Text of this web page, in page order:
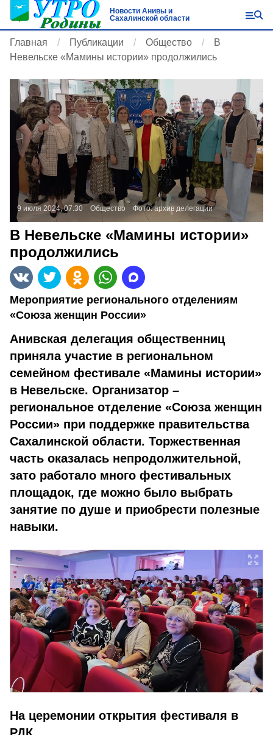
Новости Анивы и
Сахалинской области
Главная Публикации Общество
В
Невельске «Мамины истории» продолжились
9 июля 2024, 07:30 Общество Фото:архив делегации
В Невельске «Мамины истории»
продолжились
Мероприятие регионального отделениям
«Союза женщин России»
Анивская делегация общественниц
приняла участие в региональном
семейном фестивале «Мамины истории»
в Невельске. Организатор –
региональное отделение «Союза женщин
России» при поддержке правительства
Сахалинской области. Торжественная
часть оказалась непродолжительной,
зато работало много фестивальных
площадок, где можно было выбрать
занятие по душе и приобрести полезные
навыки.
На церемонии открытия фестиваля в